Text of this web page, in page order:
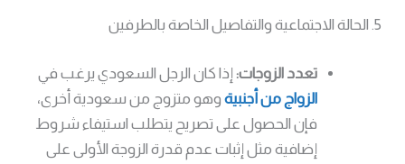
5. الحالة الاجتماعية والتفاصيل الخاصة بالطرفين
تعدد الزوجات: إذا كان الرجل السعودي يرغب في
الزواج من أجنبية وهو متزوج من سعودية أخرى،
فإن الحصول على تصريح يتطلب استيفاء شروط
إضافية مثل إثبات عدم قدرة الزوجة الأولى على